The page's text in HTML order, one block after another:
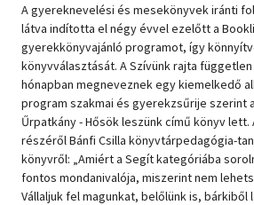
A gyereknevelési és mesekönyvek iránti
látva indította el négy évvel ezelőtt a
gyerekkönyvajánló programot, így
könyvválasztását. A Szívünk rajta
hónapban megneveznek egy kiemelkedő
program szakmai és gyerekzsűrije szerint
Űrpatkány - Hősök leszünk című könyv lett.
részéről Bánfi Csilla könyvtárpedagógia-
könyvről: „Amiért a Segít kategóriába
fontos mondanivalója, miszerint nem
Vállaljuk fel magunkat, belőlünk is, bárkiből